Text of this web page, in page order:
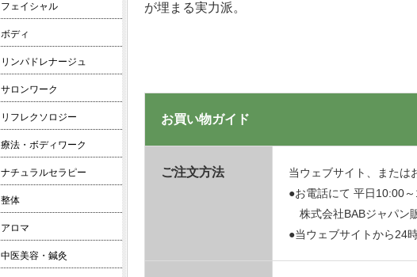
が埋まる実力派。
お買い物ガイド
ご注文方法
当ウェブサイト、または
●お電話にて 平日10:00
株式会社BABジャパ
●当ウェブサイトから24
フェイシャル
ボディ
リンパドレナージュ
サロンワーク
リフレクソロジー
療法・ボディワーク
ナチュラルセラピー
整体
アロマ
中医美容・鍼灸